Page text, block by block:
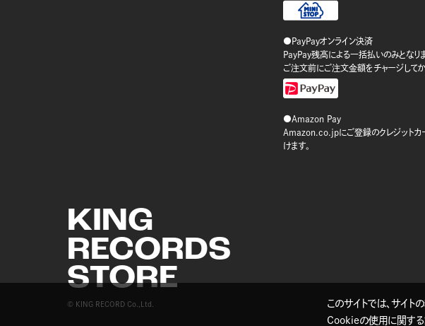
KING
RECORDS
STORE
© KING RECORD Co.,Ltd.
●PayPayオンライン決済
PayPay残高による一括払いのみとなりま
ご注文前にご注文金額をチャージしてか
●Amazon Pay
Amazon.co.jpにご登録のクレジットカ
けます。
このサイトでは、サイ
Cookieの使用に関す